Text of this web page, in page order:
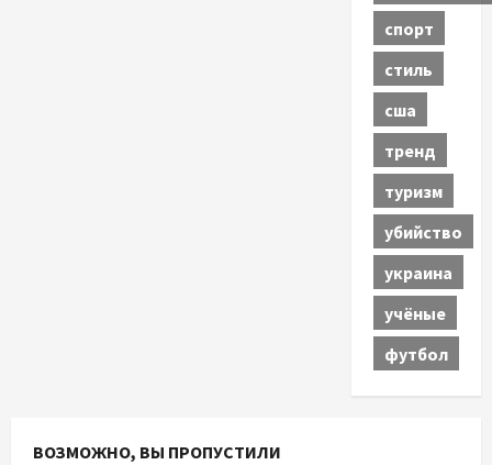
спорт
стиль
сша
тренд
туризм
убийство
украина
учёные
футбол
ВОЗМОЖНО, ВЫ ПРОПУСТИЛИ